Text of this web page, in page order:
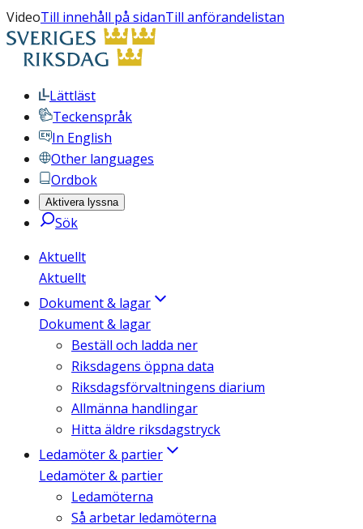
VideoTill innehåll på sidanTill anförandelistan
Lättläst
Teckenspråk
In English
Other languages
Ordbok
Aktivera lyssna
Sök
Aktuellt
Aktuellt
Dokument & lagar
Dokument & lagar
Beställ och ladda ner
Riksdagens öppna data
Riksdagsförvaltningens diarium
Allmänna handlingar
Hitta äldre riksdagstryck
Ledamöter & partier
Ledamöter & partier
Ledamöterna
Så arbetar ledamöterna